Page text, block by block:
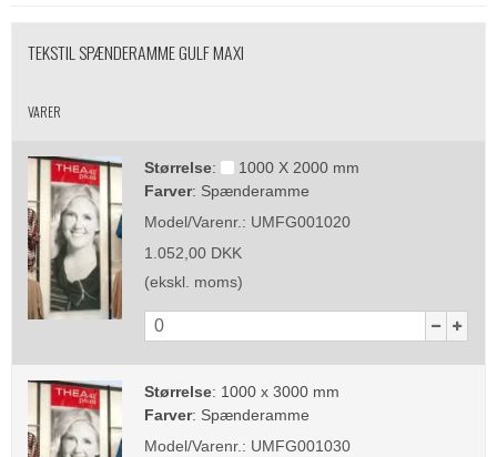
TEKSTIL SPÆNDERAMME GULF MAXI
VARER
Størrelse:
1000 X 2000 mm
Farver: Spænderamme
Model/Varenr.: UMFG001020
1.052,00 DKK
(ekskl. moms)
Størrelse: 1000 x 3000 mm
Farver: Spænderamme
Model/Varenr.: UMFG001030